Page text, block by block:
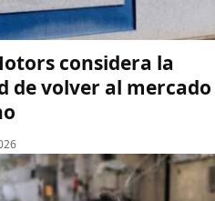
considera la
de volver al mercado